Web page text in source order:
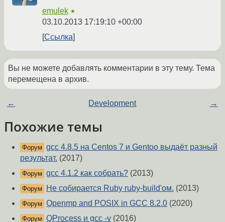
emulek ★
03.10.2013 17:19:10 +00:00
Ссылка
Вы не можете добавлять комментарии в эту тему. Тема
перемещена в архив.
← Development →
Похожие темы
Форум gcc 4.8.5 на Centos 7 и Gentoo выдаёт разный
результат. (2017)
Форум gcc 4.1.2 как собрать? (2013)
Форум Не собирается Ruby ruby-build'ом. (2013)
Форум Openmp and POSIX in GCC 8.2.0 (2020)
Форум QProcess и gcc -v (2016)